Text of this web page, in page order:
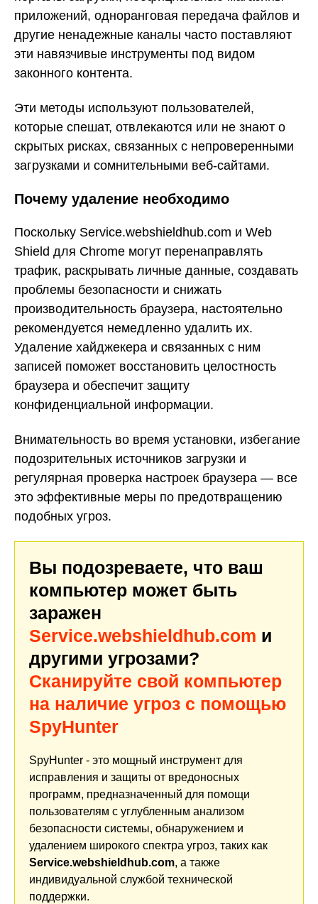
приложений, одноранговая передача файлов и
другие ненадежные каналы часто поставляют
эти навязчивые инструменты под видом
законного контента.
Эти методы используют пользователей,
которые спешат, отвлекаются или не знают о
скрытых рисках, связанных с непроверенными
загрузками и сомнительными веб-сайтами.
Почему удаление необходимо
Поскольку Service.webshieldhub.com и Web
Shield для Chrome могут перенаправлять
трафик, раскрывать личные данные, создавать
проблемы безопасности и снижать
производительность браузера, настоятельно
рекомендуется немедленно удалить их.
Удаление хайджекера и связанных с ним
записей поможет восстановить целостность
браузера и обеспечит защиту
конфиденциальной информации.
Внимательность во время установки, избегание
подозрительных источников загрузки и
регулярная проверка настроек браузера — все
это эффективные меры по предотвращению
подобных угроз.
Вы подозреваете, что ваш
компьютер может быть
заражен
Service.webshieldhub.com и
другими угрозами?
Сканируйте свой компьютер
на наличие угроз с помощью
SpyHunter
SpyHunter - это мощный инструмент для
исправления и защиты от вредоносных
программ, предназначенный для помощи
пользователям с углубленным анализом
безопасности системы, обнаружением и
удалением широкого спектра угроз, таких как
Service.webshieldhub.com, а также
индивидуальной службой технической
поддержки.